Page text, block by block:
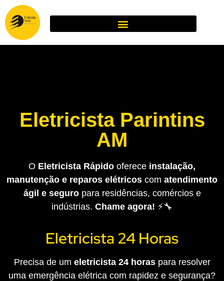
Eletricista Parintins
AM
O Eletricista Rápido oferece instalação,
manutenção e reparos elétricos com atendimento
ágil e seguropara residências, comércios e
indústrias. Chame agora! ⚡🔧
Eletricista 24 Horas
Precisa de um eletricista 24 horaspara resolver
uma emergência elétrica com rapidez e segurança?